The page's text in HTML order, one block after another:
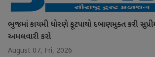
ભુજમાં કાયમી ધોરણે ફૂટપાથો દબાણમુક્ત કરી
અમલવારી કરો
August 07, Fri, 2026